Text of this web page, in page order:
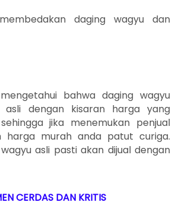
daging wagyu dan
bahwa daging wagyu
asli dengan kisaran harga yang
jika menemukan penjual
harga murah anda patut curiga.
asli pasti akan dijual dengan
CERDAS DAN KRITIS